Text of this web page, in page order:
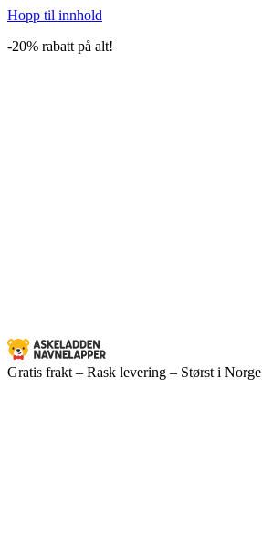
Hopp til innhold
-20% rabatt på alt!
Gratis frakt – Rask levering – Størst i Norge